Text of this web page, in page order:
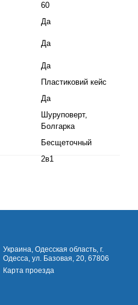
60
Да
Да
Да
Пластиковий кейс
Да
Шуруповерт,
Болгарка
Бесщеточный
2в1
Украина, Одесская область, г.
Одесса, ул. Базовая, 20, 67806
Карта проезда